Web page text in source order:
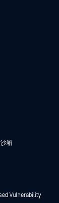
箱
Vulnerability